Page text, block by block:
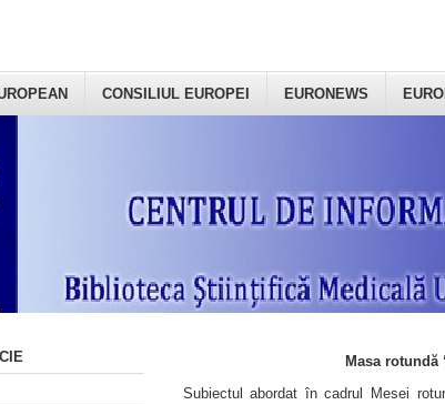
CONSILIUL EUROPEI EURONEWS
Masa
Subiectul abordat în cadrul Mesei